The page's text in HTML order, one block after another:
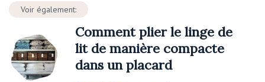
Voir également:
Comment plier le linge de
lit de manière compacte
dans un placard